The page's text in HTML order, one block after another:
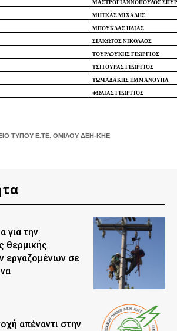
ΜΑΣΤΡΟΓΙΑΝΝΟΠΟΥΛΟΣ
ΜΗΤΚΑΣ ΜΙΧΑΛΗΣ
ΜΠΟΥΚΛΑΣ ΗΛΙΑΣ
ΣΙΑΚΩΤΟΣ ΝΙΚΟΛΑΟΣ
ΤΟΥΡΛΟΥΚΗΣ ΓΕΩΡΓΙΟΣ
ΤΣΙΤΟΥΡΑΣ ΓΕΩΡΓΙΟΣ
ΤΩΜΑΔΑΚΗΣ ΕΜΜΑΝΟΥΗΛ
ΦΩΛΙΑΣ ΓΕΩΡΓΙΟΣ
ΤΥΠΟΥ Ε.ΤΕ. ΟΜΙΛΟΥ ΔΕΗ-ΚΗΕ
για την
θερμικής
εργαζομένων σε
απέναντι στην